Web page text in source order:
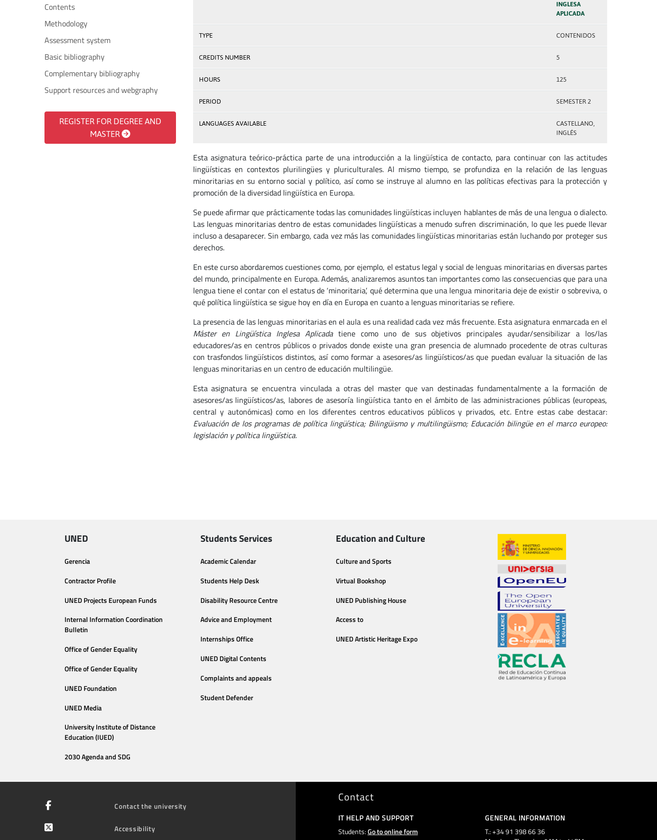
Contents
Methodology
Assessment system
Basic bibliography
Complementary bibliography
Support resources and webgraphy
REGISTER FOR DEGREE AND
MASTER
INGLESA
APLICADA
TYPE CONTENIDOS
CREDITS NUMBER 5
HOURS 125
PERIOD SEMESTER 2
LANGUAGES AVAILABLE
CASTELLANO,
INGLÉS
Esta asignatura teórico-práctica parte de una introducción a la lingüística de contacto, para continuar con las actitudes
lingüísticas en contextos plurilingües y pluriculturales. Al mismo tiempo, se profundiza en la relación de las lenguas
minoritarias en su entorno social y político, así como se instruye al alumno en las políticas efectivas para la protección y
promoción de la diversidad lingüística en Europa.
Se puede afirmar que prácticamente todas las comunidades lingüísticas incluyen hablantes de más de una lengua o dialecto.
Las lenguas minoritarias dentro de estas comunidades lingüísticas a menudo sufren discriminación, lo que les puede llevar
incluso a desaparecer. Sin embargo, cada vez más las comunidades lingüísticas minoritarias están luchando por proteger sus
derechos.
En este curso abordaremos cuestiones como, por ejemplo, el estatus legal y social de lenguas minoritarias en diversas partes
del mundo, principalmente en Europa. Además, analizaremos asuntos tan importantes como las consecuencias que para una
lengua tiene el contar con el estatus de ‘minoritaria’, qué determina que una lengua minoritaria deje de existir o sobreviva, o
qué política lingüística se sigue hoy en día en Europa en cuanto a lenguas minoritarias se refiere.
La presencia de las lenguas minoritarias en el aula es una realidad cada vez más frecuente. Esta asignatura enmarcada en el
Máster en Lingüística Inglesa Aplicada tiene como uno de sus objetivos principales ayudar/sensibilizar a los/las
educadores/as en centros públicos o privados donde existe una gran presencia de alumnado procedente de otras culturas
con trasfondos lingüísticos distintos, así como formar a asesores/as lingüísticos/as que puedan evaluar la situación de las
lenguas minoritarias en un centro de educación multilingüe.
Esta asignatura se encuentra vinculada a otras del master que van destinadas fundamentalmente a la formación de
asesores/as lingüísticos/as, labores de asesoría lingüística tanto en el ámbito de las administraciones públicas (europeas,
central y autonómicas) como en los diferentes centros educativos públicos y privados, etc. Entre estas cabe destacar:
Evaluación de los programas de política lingüística; Bilingüismo y multilingüismo; Educación bilingüe en el marco europeo:
legislación y política lingüística.
UNED
Gerencia
Contractor Profile
UNED Projects European Funds
Internal Information Coordination
Bulletin
Office of Gender Equality
Office of Gender Equality
UNED Foundation
UNED Media
University Institute of Distance
Education (IUED)
2030 Agenda and SDG
Students Services
Academic Calendar
Students Help Desk
Disability Resource Centre
Advice and Employment
Internships Office
UNED Digital Contents
Complaints and appeals
Student Defender
Education and Culture
Culture and Sports
Virtual Bookshop
UNED Publishing House
Access to
UNED Artistic Heritage Expo
Contact the university
Accessibility
Contact
IT HELP AND SUPPORT
Students:Go to online form
GENERAL INFORMATION
T.: +34 91 398 66 36